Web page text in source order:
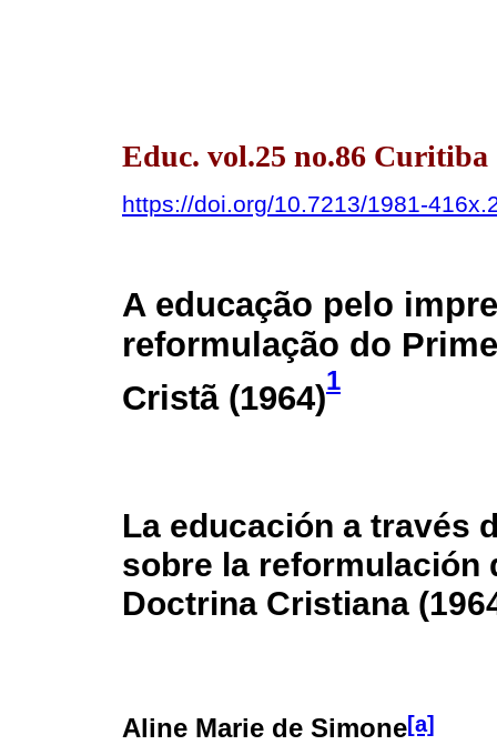
Educ. vol.25 no.86
https://doi.org/10.7213/1981-
A educação pelo
reformulação do
Cristã (1964)1
La educación a través
sobre la reformulación
Doctrina Cristiana
Aline Marie de Simone[a]